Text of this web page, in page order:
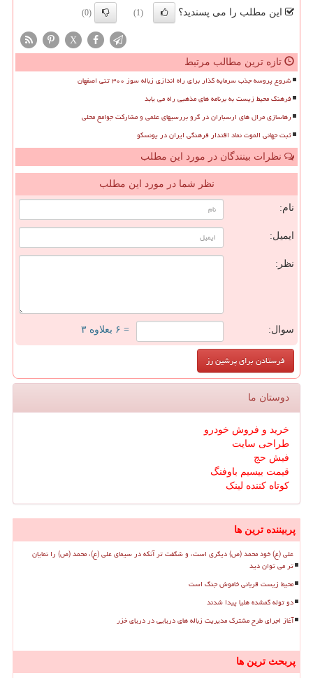
این مطلب را می پسندید؟ (1)
(0)
X
تازه ترین مطالب مرتبط
شروع پروسه جذب سرمایه گذار برای راه اندازی زباله سوز ۳۰۰ تنی اصفهان
فرهنگ محیط زیست به برنامه های مذهبی راه می یابد
رهاسازی مرال های ارسباران در گرو بررسیهای علمی و مشارکت جوامع محلی
ثبت جهانی الموت نماد اقتدار فرهنگی ایران در یونسکو
نظرات بینندگان در مورد این مطلب
نظر شما در مورد این مطلب
نام:
ایمیل:
نظر:
سوال: = ۶ بعلاوه ۳
دوستان ما
خرید و فروش خودرو
طراحی سایت
فیش حج
قیمت بیسیم باوفنگ
کوتاه کننده لینک
پربیننده ترین ها
علی (ع) خود محمد (ص) دیگری است، و شگفت تر آنکه در سیمای علی (ع)، محمد (ص) را نمایان
تر می توان دید
محیط زیست قربانی خاموش جنگ است
دو توله گمشده هلیا پیدا شدند
آغاز اجرای طرح مشترک مدیریت زباله های دریایی در دریای خزر
پربحث ترین ها